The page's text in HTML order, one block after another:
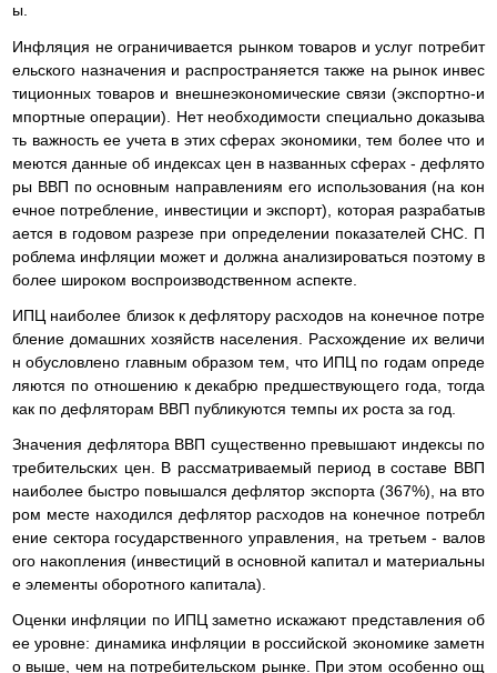
ы.
Инфляция не ограничивается рынком товаров и услуг потребит
ельского назначения и распространяется также на рынок инвес
тиционных товаров и внешнеэкономические связи (экспортно-и
мпортные операции). Нет необходимости специально доказыва
ть важность ее учета в этих сферах экономики, тем более что и
меются данные об индексах цен в названных сферах - дефлято
ры ВВП по основным направлениям его использования (на кон
ечное потребление, инвестиции и экспорт), которая разрабатыв
ается в годовом разрезе при определении показателей СНС. П
роблема инфляции может и должна анализироваться поэтому в
более широком воспроизводственном аспекте.
ИПЦ наиболее близок к дефлятору расходов на конечное потре
бление домашних хозяйств населения. Расхождение их величи
н обусловлено главным образом тем, что ИПЦ по годам опреде
ляются по отношению к декабрю предшествующего года, тогда
как по дефляторам ВВП публикуются темпы их роста за год.
Значения дефлятора ВВП существенно превышают индексы по
требительских цен. В рассматриваемый период в составе ВВП
наиболее быстро повышался дефлятор экспорта (367%), на вто
ром месте находился дефлятор расходов на конечное потребл
ение сектора государственного управления, на третьем - валов
ого накопления (инвестиций в основной капитал и материальны
е элементы оборотного капитала).
Оценки инфляции по ИПЦ заметно искажают представления об
ее уровне: динамика инфляции в российской экономике заметн
о выше, чем на потребительском рынке. При этом особенно ощ